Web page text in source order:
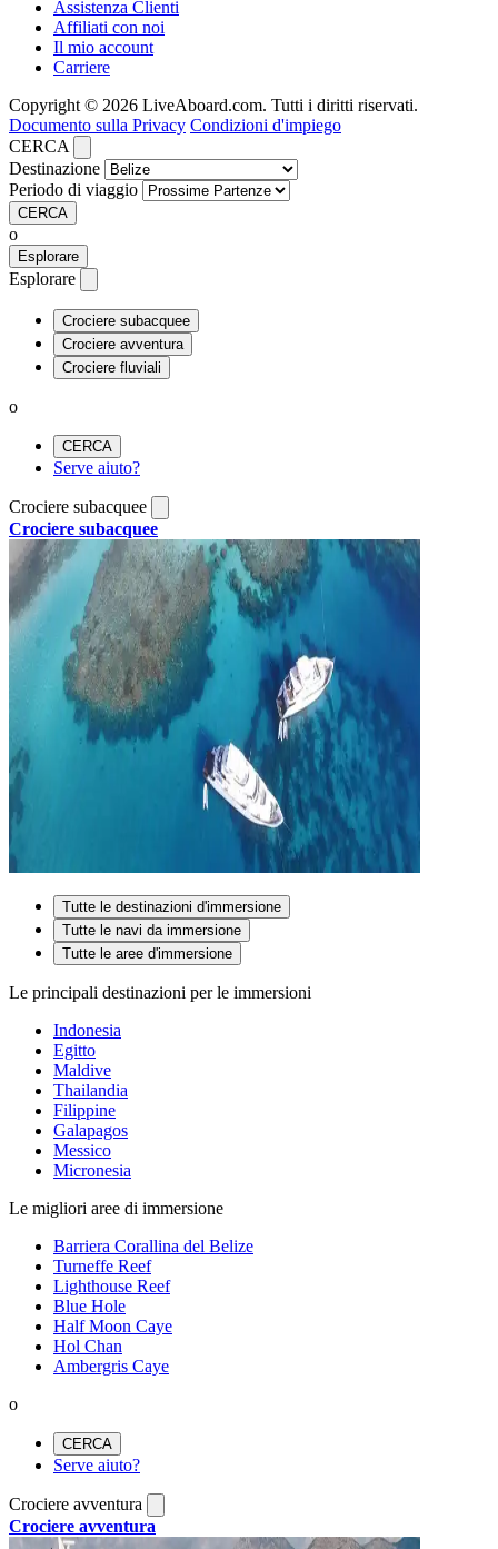
Assistenza Clienti
Affiliati con noi
Il mio account
Carriere
Copyright © 2026 LiveAboard.com. Tutti i diritti riservati.
Documento sulla Privacy Condizioni d'impiego
CERCA
Destinazione
Periodo di viaggio
CERCA
o
Esplorare
Esplorare
Crociere subacquee
Crociere avventura
Crociere fluviali
o
CERCA
Serve aiuto?
Crociere subacquee
Crociere subacquee
Tutte le destinazioni d'immersione
Tutte le navi da immersione
Tutte le aree d'immersione
Le principali destinazioni per le immersioni
Indonesia
Egitto
Maldive
Thailandia
Filippine
Galapagos
Messico
Micronesia
Le migliori aree di immersione
Barriera Corallina del Belize
Turneffe Reef
Lighthouse Reef
Blue Hole
Half Moon Caye
Hol Chan
Ambergris Caye
o
CERCA
Serve aiuto?
Crociere avventura
Crociere avventura